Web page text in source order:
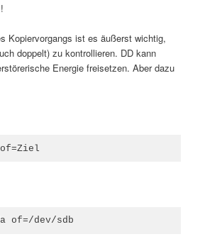
Kopiervorgangs ist es äußerst wichtig,
doppelt) zu kontrollieren. DD kann
Energie freisetzen. Aber dazu
of=/dev/sdb